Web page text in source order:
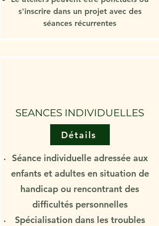
s'inscrire dans un projet avec des
séances récurrentes
SEANCES INDIVIDUELLES
Détails
Séance individuelle adressée aux
enfants et adultes en situation de
handicap ou rencontrant des
difficultés personnelles
Spécialisation dans les troubles